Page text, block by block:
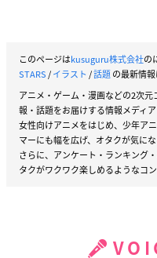
このページはkusuguru株式会社の
STARS/イラスト /話題の最新情
アニメ・ゲーム・漫画などの2次
報・話題をお届けする情報メディア
女性向けアニメをはじめ、少年ア
マーにも幅を広げ、オタクが気に
さらに、アンケート・ランキング
タクがワクワク楽しめるようなコ